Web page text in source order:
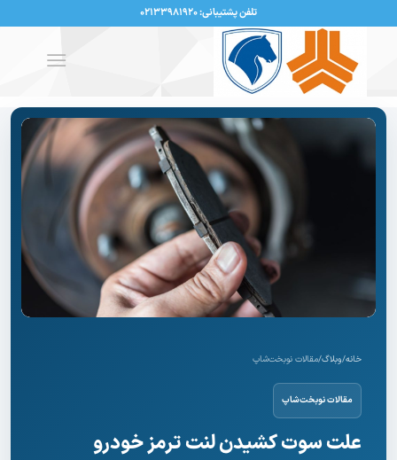
تلفن پشتیبانی: ۰۲۱۳۳۹۸۱۹۲۰
خانه/وبلاگ/مقالات نوبخت‌شاپ
مقالات نوبخت‌شاپ
علت سوت کشیدن لنت ترمز خودرو